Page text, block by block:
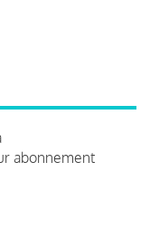
abonnement